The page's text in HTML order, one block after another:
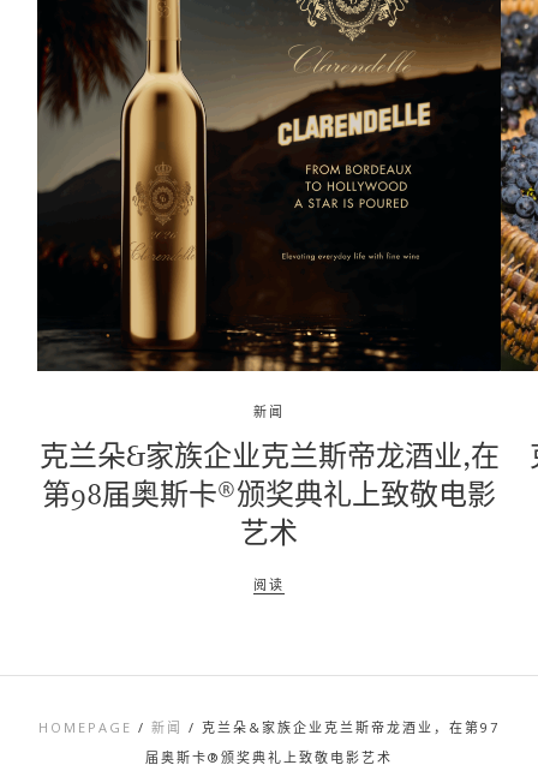
新闻
克兰朵&家族企业克兰斯帝⻰酒业,在
第98届奥斯卡®颁奖典礼上致敬电影
艺术
阅读
HOMEPAGE / 新闻 / 克兰朵&家族企业克兰斯帝龙酒业，在第97
届奥斯卡®颁奖典礼上致敬电影艺术